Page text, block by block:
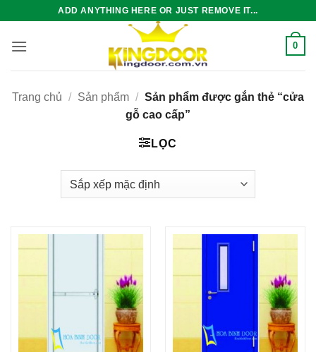
nội
ADD ANYTHING HERE OR JUST REMOVE IT...
0
Trang chủ / Sản phẩm / Sản phẩm được gắn thẻ “cửa
gỗ cao cấp”
LỌC